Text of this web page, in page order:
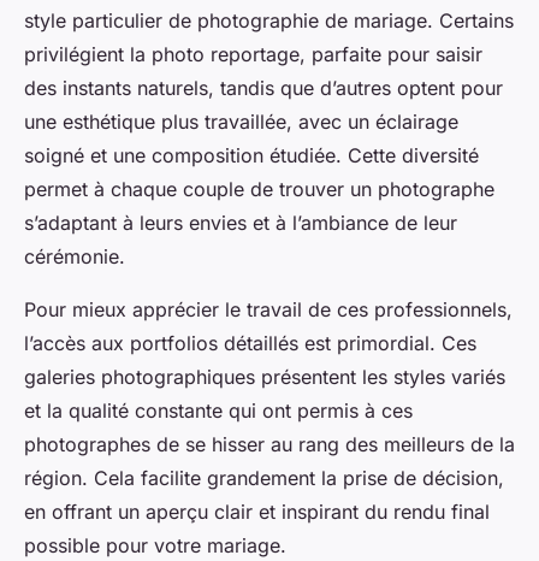
style particulier de photographie de mariage. Certains
privilégient la photo reportage, parfaite pour saisir
des instants naturels, tandis que d’autres optent pour
une esthétique plus travaillée, avec un éclairage
soigné et une composition étudiée. Cette diversité
permet à chaque couple de trouver un photographe
s’adaptant à leurs envies et à l’ambiance de leur
cérémonie.
Pour mieux apprécier le travail de ces professionnels,
l’accès aux portfolios détaillés est primordial. Ces
galeries photographiques présentent les styles variés
et la qualité constante qui ont permis à ces
photographes de se hisser au rang des meilleurs de la
région. Cela facilite grandement la prise de décision,
en offrant un aperçu clair et inspirant du rendu final
possible pour votre mariage.